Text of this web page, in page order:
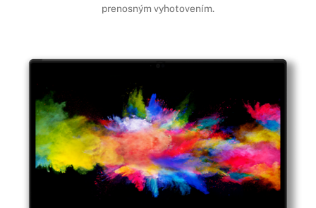
prenosným vyhotovením.